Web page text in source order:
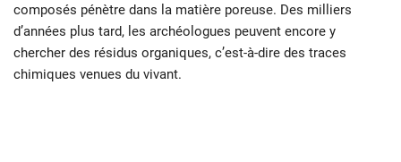
composés pénètre dans la matière poreuse. Des milliers
d’années plus tard, les archéologues peuvent encore y
chercher des résidus organiques, c’est-à-dire des traces
chimiques venues du vivant.